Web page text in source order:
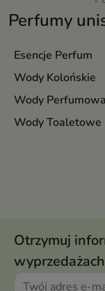
Perfumy
Esencje Perfum
Wody Kolońskie
Wody
Wody Toaletowe
Otrzymuj
wyprzedażach